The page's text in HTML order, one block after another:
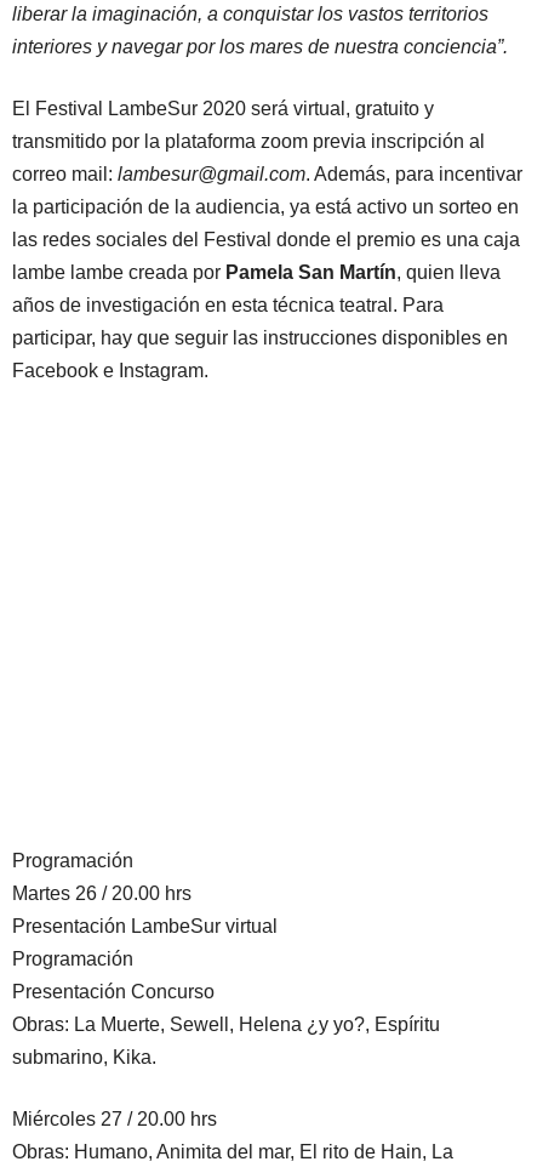
liberar la imaginación, a conquistar los vastos territorios
interiores y navegar por los mares de nuestra conciencia”.
El Festival LambeSur 2020 será virtual, gratuito y
transmitido por la plataforma zoom previa inscripción al
correo mail: lambesur@gmail.com. Además, para incentivar
la participación de la audiencia, ya está activo un sorteo en
las redes sociales del Festival donde el premio es una caja
lambe lambe creada por Pamela San Martín, quien lleva
años de investigación en esta técnica teatral. Para
participar, hay que seguir las instrucciones disponibles en
Facebook e Instagram.
Programación
Martes 26 / 20.00 hrs
Presentación LambeSur virtual
Programación
Presentación Concurso
Obras: La Muerte, Sewell, Helena ¿y yo?, Espíritu
submarino, Kika.
Miércoles 27 / 20.00 hrs
Obras: Humano, Animita del mar, El rito de Hain, La